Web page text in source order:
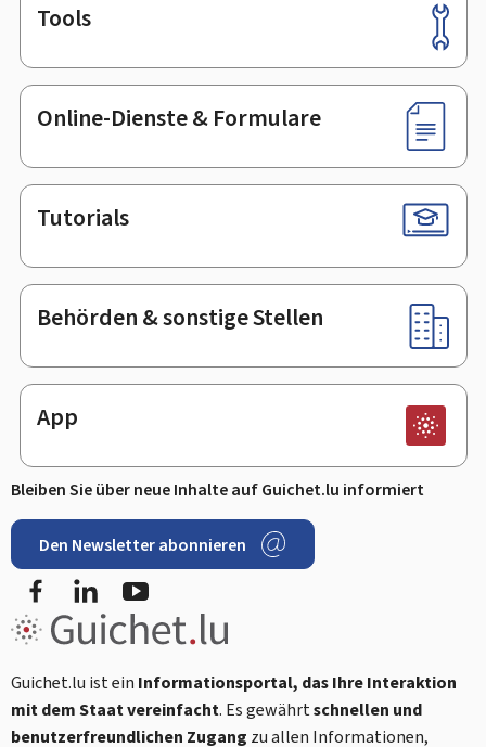
Footer
Tools
Online-Dienste & Formulare
Tutorials
Behörden & sonstige Stellen
App
Bleiben Sie über neue Inhalte auf Guichet.lu informiert
Den Newsletter abonnieren
FacebookLinkedIn
Guichet.lu ist ein Informationsportal, das Ihre Interaktion
mit dem Staat vereinfacht. Es gewährtschnellen und
benutzerfreundlichen Zugang zu allen Informationen,